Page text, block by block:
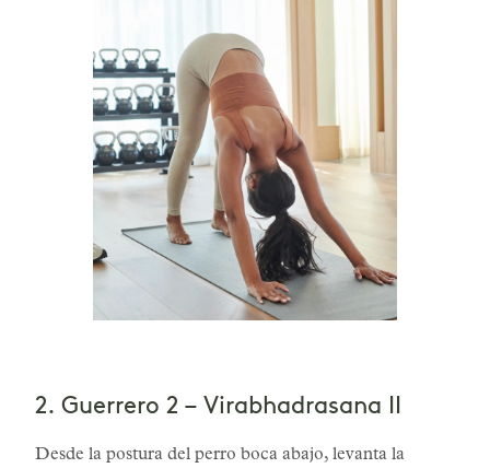
2. Guerrero 2 – Virabhadrasana II
Desde la postura del perro boca abajo, levanta la